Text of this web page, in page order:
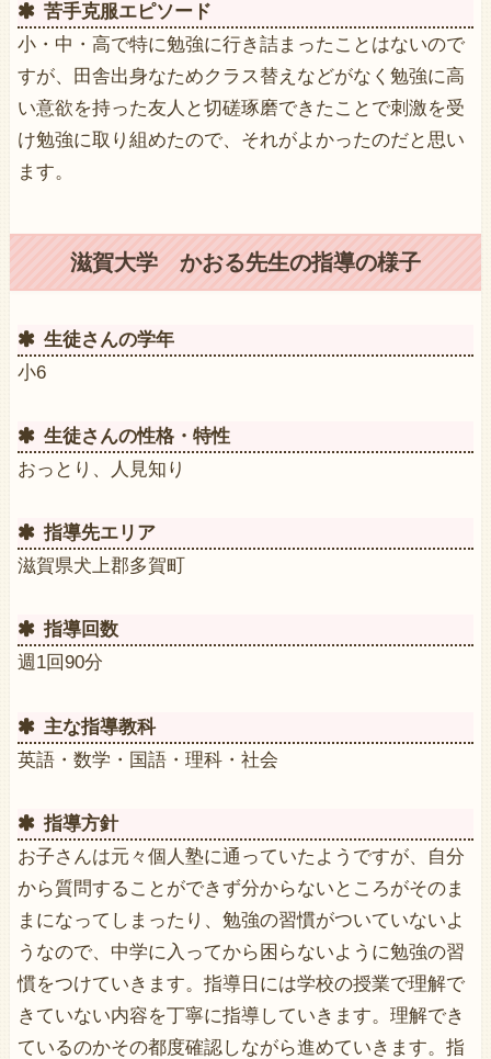
苦手克服エピソード
小・中・高で特に勉強に行き詰まったことはないので
すが、田舎出身なためクラス替えなどがなく勉強に高
い意欲を持った友人と切磋琢磨できたことで刺激を受
け勉強に取り組めたので、それがよかったのだと思い
ます。
滋賀大学 かおる先生の指導の様子
生徒さんの学年
小6
生徒さんの性格・特性
おっとり、人見知り
指導先エリア
滋賀県犬上郡多賀町
指導回数
週1回90分
主な指導教科
英語・数学・国語・理科・社会
指導方針
お子さんは元々個人塾に通っていたようですが、自分
から質問することができず分からないところがそのま
まになってしまったり、勉強の習慣がついていないよ
うなので、中学に入ってから困らないように勉強の習
慣をつけていきます。指導日には学校の授業で理解で
きていない内容を丁寧に指導していきます。理解でき
ているのかその都度確認しながら進めていきます。指